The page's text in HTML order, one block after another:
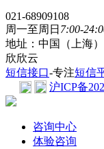
021-68909108
周一至周日 7:00-
地址：中国（上海
欣欣云
短信接口-专注短信
沪ICP备
咨询中心
体验咨询